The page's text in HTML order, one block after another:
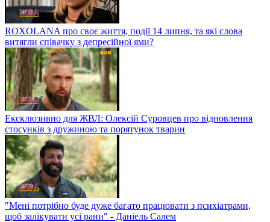
ROXOLANA про своє життя, події 14 липня, та які слова
витягли співачку з депресійної ями?
Ексклюзивно для ЖВЛ: Олексій Суровцев про відновлення
стосунків з дружиною та порятунок тварин
"Мені потрібно буде дуже багато працювати з психіатрами,
щоб залікувати усі рани" - Даніель Салем